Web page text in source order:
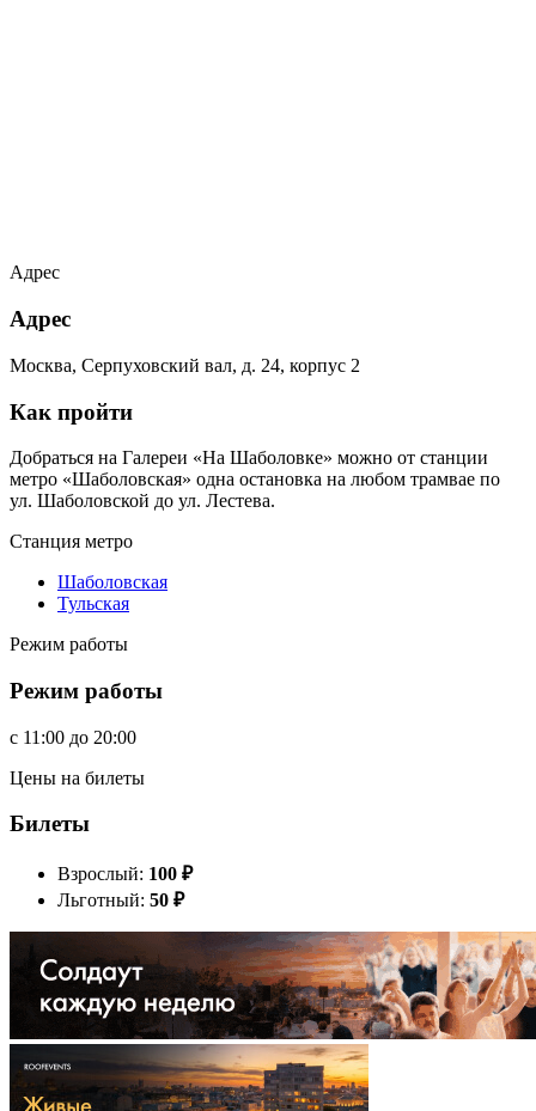
Адрес
Адрес
Москва, Серпуховский вал, д. 24, корпус 2
Как пройти
Добраться на Галереи «На Шаболовке» можно от станции
метро «Шаболовская» одна остановка на любом трамвае по
ул. Шаболовской до ул. Лестева.
Станция метро
Шаболовская
Тульская
Режим работы
Режим работы
c 11:00 до 20:00
Цены на билеты
Билеты
Взрослый: 100 ₽
Льготный: 50 ₽